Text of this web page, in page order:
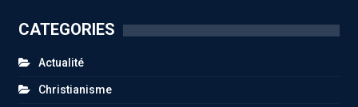
CATEGORIES
Actualité
Christianisme